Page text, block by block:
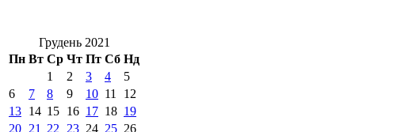
Грудень 2021
Пн Вт Ср Чт Пт Сб Нд
1
2 3 4
5
6
7 8 9 10 11
12
13 14 15 16 17 18 19
20 21 22 23 24 25 26